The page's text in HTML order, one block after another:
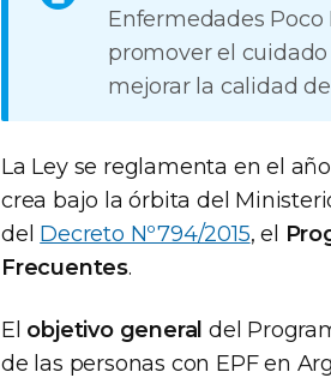
Enfermedades Poco
promover el
mejorar la calidad
La Ley se reglamenta en el
crea bajo la órbita del
del Decreto Nº794/2015, el
Frecuentes.
El objetivo general del
de las personas con EPF en